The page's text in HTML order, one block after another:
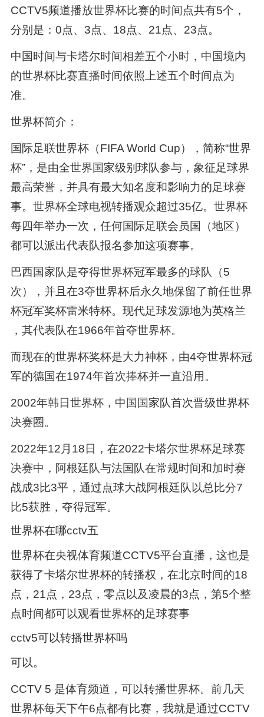
CCTV5频道播放世界杯比赛的时间点共有5个，
分别是：0点、3点、18点、21点、23点。
中国时间与卡塔尔时间相差五个小时，中国境内
的世界杯比赛直播时间依照上述五个时间点为
准。
世界杯简介：
国际足联世界杯（FIFA World Cup），简称“世界
杯”，是由全世界国家级别球队参与，象征足球界
最高荣誉，并具有最大知名度和影响力的足球赛
事。世界杯全球电视转播观众超过35亿。世界杯
每四年举办一次，任何国际足联会员国（地区）
都可以派出代表队报名参加这项赛事。
巴西国家队是夺得世界杯冠军最多的球队（5
次），并且在3夺世界杯后永久地保留了前任世界
杯冠军奖杯雷米特杯。现代足球发源地为英格兰
，其代表队在1966年首夺世界杯。
而现在的世界杯奖杯是大力神杯，由4夺世界杯冠
军的德国在1974年首次捧杯并一直沿用。
2002年韩日世界杯，中国国家队首次晋级世界杯
决赛圈。
2022年12月18日，在2022卡塔尔世界杯足球赛
决赛中，阿根廷队与法国队在常规时间和加时赛
战成3比3平，通过点球大战阿根廷队以总比分7
比5获胜，夺得冠军。
世界杯在哪cctv五
世界杯在央视体育频道CCTV5平台直播，这也是
获得了卡塔尔世界杯的转播权，在北京时间的18
点，21点，23点，零点以及凌晨的3点，第5个整
点时间都可以观看世界杯的足球赛事
cctv5可以转播世界杯吗
可以。
CCTV 5 是体育频道，可以转播世界杯。前几天
世界杯每天下午6点都有比赛，我就是通过CCTV